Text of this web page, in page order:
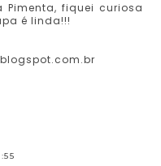
fiquei curiosa
é linda!!!